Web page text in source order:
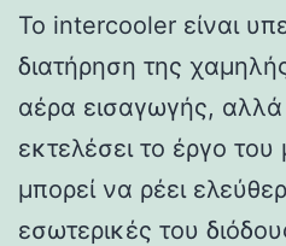
Το intercooler είναι
διατήρηση της
αέρα εισαγωγής, αλλά
εκτελέσει το έργο
μπορεί να ρέει
εσωτερικές του